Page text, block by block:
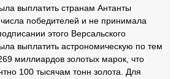
выплатить странам Антанты
победителей и не принимала
этого Версальского
выплатить астрономическую по тем
миллиардов золотых марок, что
100 тысячам тонн золота. Для